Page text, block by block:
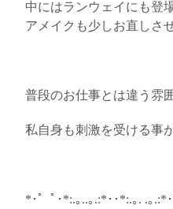
中にはランウェイにも登
アメイクも少しお直しさ
普段のお仕事とは違う雰
私自身も刺激を受ける事
* ･゜ﾟ･ *:.｡ ..｡ .:* ･･ *:.｡ . .｡ .:*